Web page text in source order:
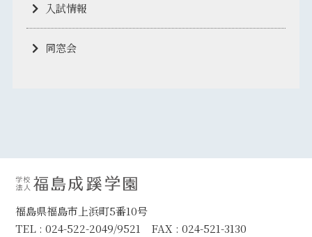
入試情報
同窓会
福島県福島市上浜町5番10号
TEL : 024-522-2049/9521 FAX : 024-521-3130